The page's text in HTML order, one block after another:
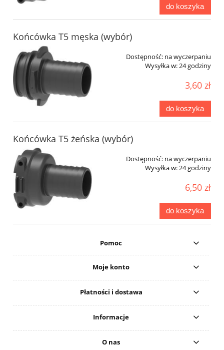
do koszyka
Końcówka T5 męska (wybór)
Dostępność: na wyczerpaniu
Wysyłka w: 24 godziny
3,60 zł
do koszyka
Końcówka T5 żeńska (wybór)
Dostępność: na wyczerpaniu
Wysyłka w:24 godziny
6,50 zł
do koszyka
Pomoc
Moje konto
Płatności i dostawa
Informacje
O nas